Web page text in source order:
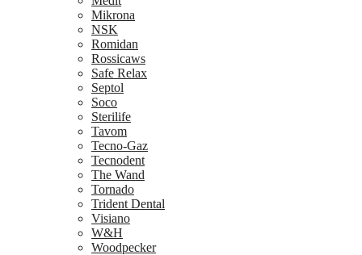
Mikrona
NSK
Romidan
Rossicaws
Safe Relax
Septol
Soco
Sterilife
Tavom
Tecno-Gaz
Tecnodent
The Wand
Tornado
Trident Dental
Visiano
W&H
Woodpecker